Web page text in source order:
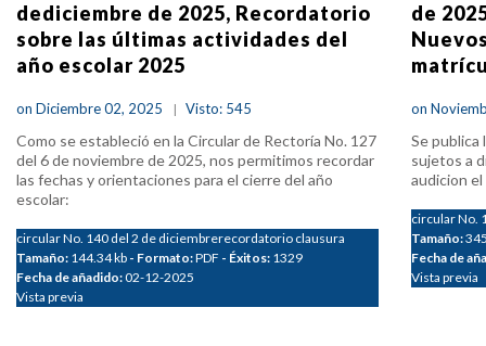
dediciembre de 2025, Recordatorio
sobre las últimas actividades del
año escolar 2025
on Diciembre 02, 2025 Visto: 545
Como se estableció en la Circular de Rectoría No. 127
del 6 de noviembre de 2025, nos permitimos recordar
las fechas y orientaciones para el cierre del año
escolar:
circular No. 140 del 2 de diciembrerecordatorio clausura
Tamaño: 144.34 kb - Formato:PDF - Éxitos: 1329
Fecha de añadido:02-12-2025
Vista previa
de
on
Se
sujetos a
audicion
circular No.
Tamaño:
Fecha de
Vista previa